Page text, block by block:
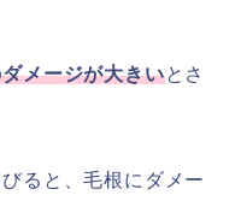
メージが大きいとさ
ると、毛根にダメー